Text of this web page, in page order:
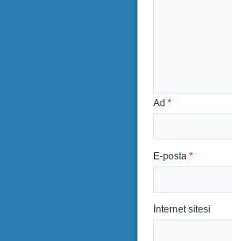
Ad *
E-posta *
İnternet sitesi